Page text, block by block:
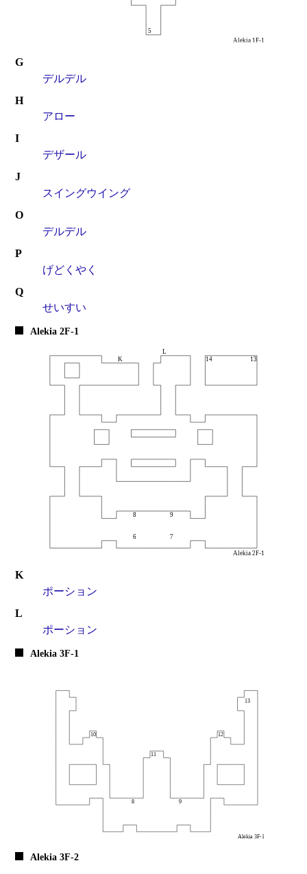
G
デルデル
H
アロー
I
デザール
J
スイングウイング
O
デルデル
P
げどくやく
Q
せいすい
Alekia 2F-1
K
ポーション
L
ポーション
Alekia 3F-1
Alekia 3F-2